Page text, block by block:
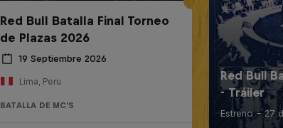
Red Bull Batalla Final Torneo
de Plazas 2026
19 Septiembre 2026
Lima, Peru
BATALLA DE MC'S